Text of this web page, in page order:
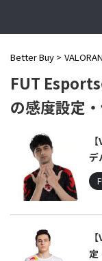
Better Buy >
FUT
の感度設定
デ
定